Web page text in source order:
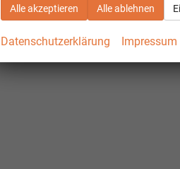
Alle akzeptieren Alle ablehnen
Datenschutzerklärung Impressum